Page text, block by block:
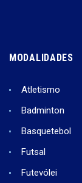
MODALIDADES
Atletismo
Badminton
Basquetebol
Futsal
Futevólei